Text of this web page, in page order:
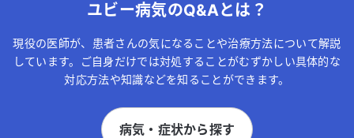
ユビー病気のQ&Aとは？
現役の医師が、患者さんの気になることや治療方法について解説
しています。ご自身だけでは対処することがむずかしい具体的な
対応方法や知識などを知ることができます。
病気・症状から探す